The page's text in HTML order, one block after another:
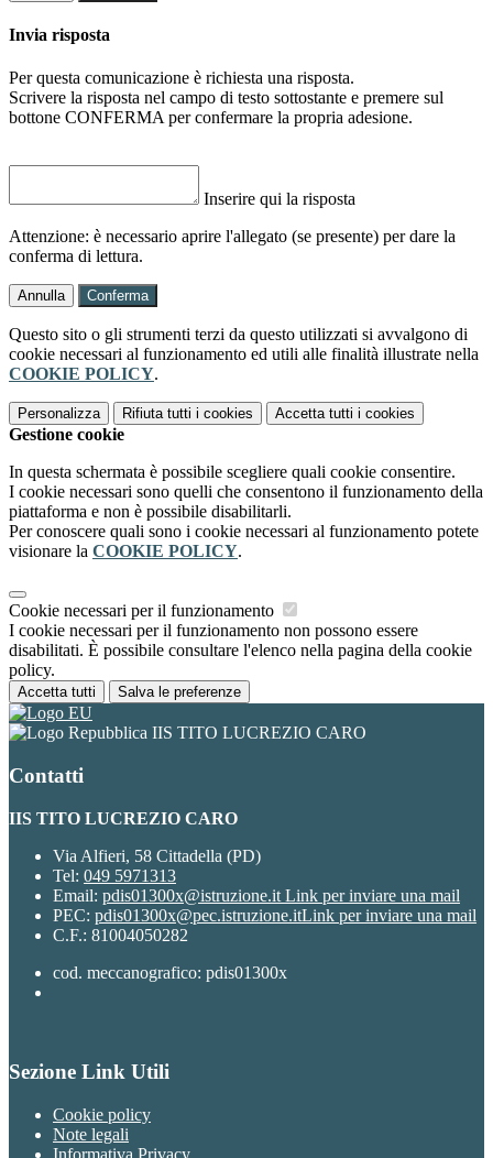
Invia risposta
Per questa comunicazione è richiesta una risposta.
Scrivere la risposta nel campo di testo sottostante e premere sul
bottone CONFERMA per confermare la propria adesione.
Inserire qui la risposta
Attenzione: è necessario aprire l'allegato (se presente) per dare la
conferma di lettura.
Annulla Conferma
Questo sito o gli strumenti terzi da questo utilizzati si avvalgono di
cookie necessari al funzionamento ed utili alle finalità illustrate nella
COOKIE POLICY.
Personalizza Rifiuta tutti i cookies Accetta tutti i cookies
Gestione cookie
In questa schermata è possibile scegliere quali cookie consentire.
I cookie necessari sono quelli che consentono il funzionamento della
piattaforma e non è possibile disabilitarli.
Per conoscere quali sono i cookie necessari al funzionamento potete
visionare la COOKIE POLICY.
Cookie necessari per il funzionamento
I cookie necessari per il funzionamento non possono essere
disabilitati. È possibile consultare l'elenco nella pagina della cookie
policy.
Accetta tutti Salva le preferenze
IIS TITO LUCREZIO CARO
Contatti
IIS TITO LUCREZIO CARO
Via Alfieri, 58 Cittadella (PD)
Tel: 049 5971313
Email: pdis01300x@istruzione.it Link per inviare una mail
PEC: pdis01300x@pec.istruzione.itLink per inviare una mail
C.F.: 81004050282
cod. meccanografico: pdis01300x
Sezione Link Utili
Cookie policy
Note legali